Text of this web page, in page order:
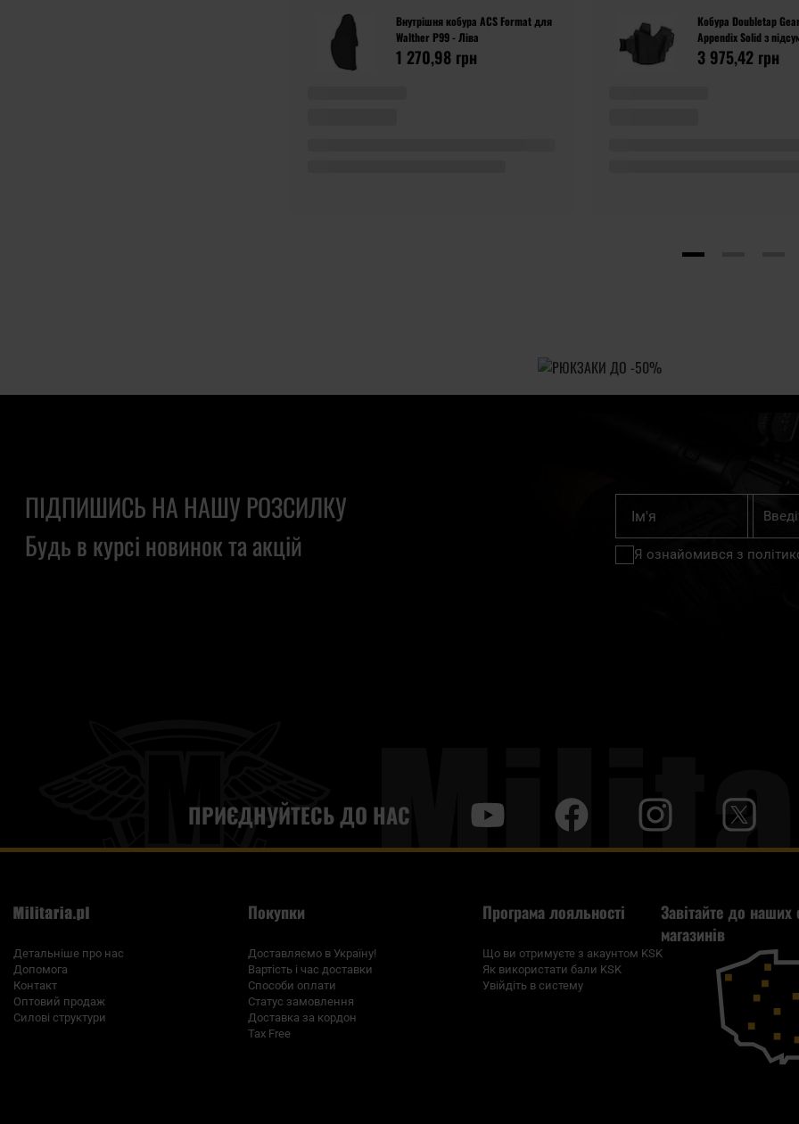
Внутрішня кобура ACS Format для
Walther P99 - Ліва
1 270,98 грн
Кобура Doubletap
Appendix Solid з
пістолетів Walther
3 975,42 грн
ПІДПИШИСЬ НА НАШУ РОЗСИЛКУ
Будь в курсі новинок та акцій
нашу
розсилку
Я ознайомився з
ПРИЄДНУЙТЕСЬ ДО НАС
Детальніше про нас
Допомога
Контакт
Оптовий продаж
Силові структури
Покупки
Доставляємо в Україну!
Вартість і час доставки
Способи оплати
Статус замовлення
Доставка за кордон
Tax Free
Програма лояльності
Що ви отримуєте з акаунтом KSK
Як використати бали KSK
Увійдіть в систему
Завітайте до наших
магазинів